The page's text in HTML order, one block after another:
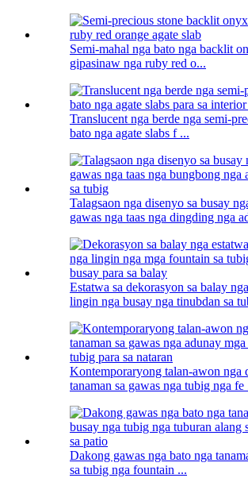
Semi-mahal nga bato nga backlit
gipasinaw nga ruby ​​​​red o...
Translucent nga berde nga semi-
bato nga agate slabs f ...
Talagsaon nga disenyo sa busay
gawas nga taas nga dingding nga
Estatwa sa dekorasyon sa balay
lingin nga busay nga tinubdan sa
Kontemporaryong talan-awon nga
tanaman sa gawas nga tubig nga fe
Dakong gawas nga bato nga
sa tubig nga fountain ...